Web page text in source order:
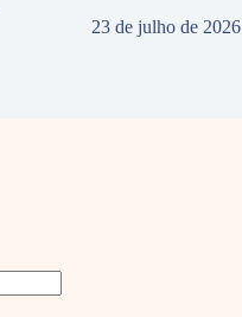
23 de julho de 2026